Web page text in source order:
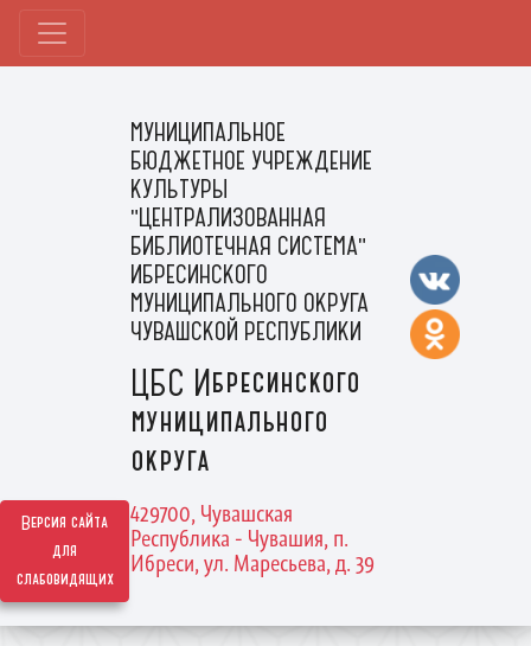
Версия сайта
для
слабовидящих
МУНИЦИПАЛЬНОЕ
БЮДЖЕТНОЕ УЧРЕЖДЕНИЕ
КУЛЬТУРЫ
"ЦЕНТРАЛИЗОВАННАЯ
БИБЛИОТЕЧНАЯ СИСТЕМА"
ИБРЕСИНСКОГО
МУНИЦИПАЛЬНОГО ОКРУГА
ЧУВАШСКОЙ РЕСПУБЛИКИ
ЦБС Ибресинского
муниципального
округа
429700, Чувашская
Республика - Чувашия, п.
Ибреси, ул. Маресьева, д. 39